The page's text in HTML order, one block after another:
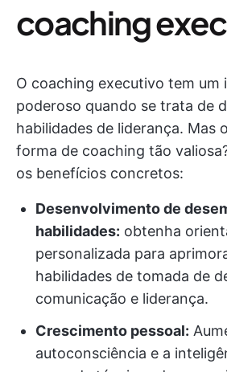
coaching
O coaching executivo tem um
poderoso quando se trata de
habilidades de liderança. Mas
forma de coaching tão
os benefícios concretos:
Desenvolvimento de
habilidades: obtenha
personalizada para
habilidades de tomada de
comunicação e liderança.
Crescimento pessoal:
autoconsciência e a